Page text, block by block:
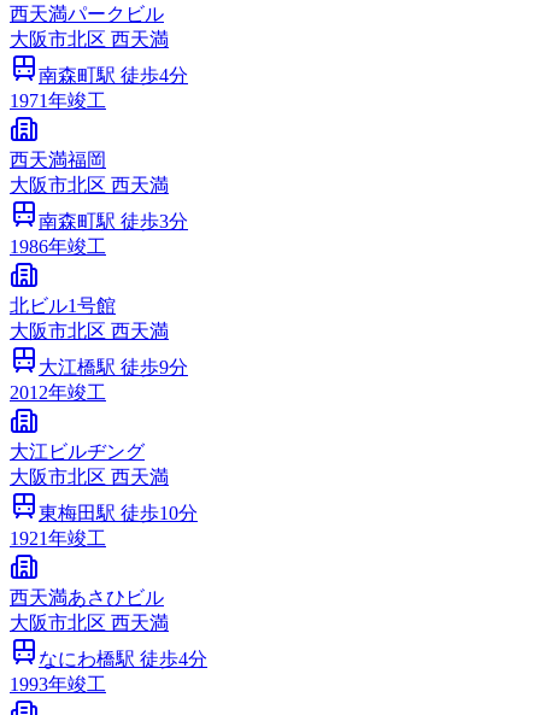
西天満パークビル
大阪市北区 西天満
南森町駅 徒歩4分
1971年竣工
西天満福岡
大阪市北区 西天満
南森町駅 徒歩3分
1986年竣工
北ビル1号館
大阪市北区 西天満
大江橋駅 徒歩9分
2012年竣工
大江ビルヂング
大阪市北区 西天満
東梅田駅 徒歩10分
1921年竣工
西天満あさひビル
大阪市北区 西天満
なにわ橋駅 徒歩4分
1993年竣工